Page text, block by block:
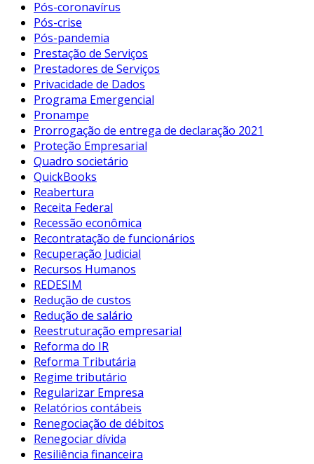
Pós-coronavírus
Pós-crise
Pós-pandemia
Prestação de Serviços
Prestadores de Serviços
Privacidade de Dados
Programa Emergencial
Pronampe
Prorrogação de entrega de declaração 2021
Proteção Empresarial
Quadro societário
QuickBooks
Reabertura
Receita Federal
Recessão econômica
Recontratação de funcionários
Recuperação Judicial
Recursos Humanos
REDESIM
Redução de custos
Redução de salário
Reestruturação empresarial
Reforma do IR
Reforma Tributária
Regime tributário
Regularizar Empresa
Relatórios contábeis
Renegociação de débitos
Renegociar dívida
Resiliência financeira